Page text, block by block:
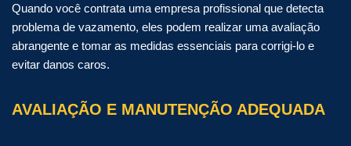
Quando você contrata uma empresa profissional que detecta
problema de vazamento, eles podem realizar uma avaliação
abrangente e tomar as medidas essenciais para corrigi-lo e
evitar danos caros.
AVALIAÇÃO E MANUTENÇÃO ADEQUADA